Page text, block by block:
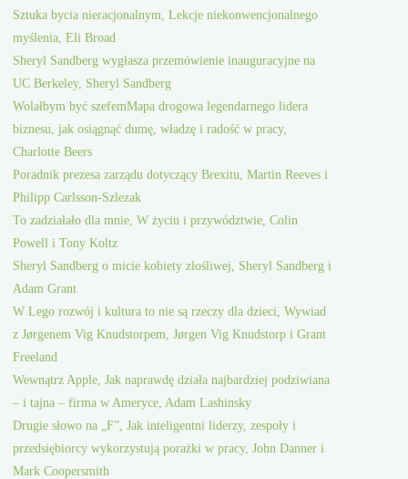
Sztuka bycia nieracjonalnym, Lekcje niekonwencjonalnego
myślenia, Eli Broad
Sheryl Sandberg wygłasza przemówienie inauguracyjne na
UC Berkeley, Sheryl Sandberg
Wolałbym być szefemMapa drogowa legendarnego lidera
biznesu, jak osiągnąć dumę, władzę i radość w pracy,
Charlotte Beers
Poradnik prezesa zarządu dotyczący Brexitu, Martin Reeves i
Philipp Carlsson-Szlezak
To zadziałało dla mnie, W życiu i przywództwie, Colin
Powell i Tony Koltz
Sheryl Sandberg o micie kobiety złośliwej, Sheryl Sandberg i
Adam Grant
W Lego rozwój i kultura to nie są rzeczy dla dzieci, Wywiad
z Jørgenem Vig Knudstorpem, Jørgen Vig Knudstorp i Grant
Freeland
Wewnątrz Apple, Jak naprawdę działa najbardziej podziwiana
– i tajna – firma w Ameryce, Adam Lashinsky
Drugie słowo na „F”, Jak inteligentni liderzy, zespoły i
przedsiębiorcy wykorzystują porażki w pracy, John Danner i
Mark Coopersmith